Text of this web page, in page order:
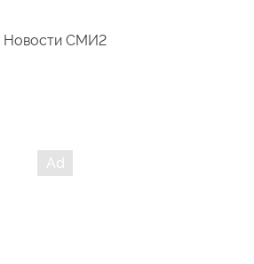
Новости СМИ2